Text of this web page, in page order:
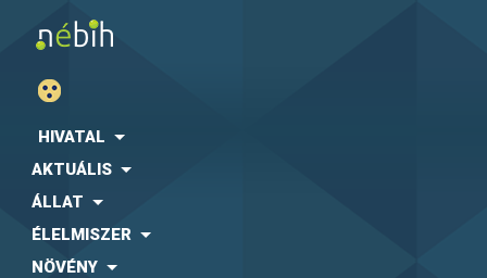
HIVATAL
AKTUÁLIS
ÁLLAT
ÉLELMISZER
NÖVÉNY